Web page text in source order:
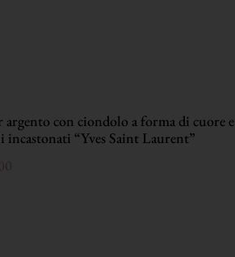
con ciondolo a forma di cuore e
incastonati “Yves Saint Laurent”